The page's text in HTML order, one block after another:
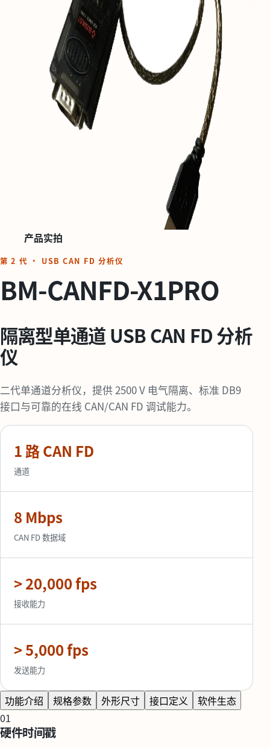
产品实拍
第 2 代 · USB CAN FD 分析仪
BM-CANFD-X1PRO
隔离型单通道 USB CAN FD 分析
仪
二代单通道分析仪，提供 2500 V 电气隔离、标准 DB9
接口与可靠的在线 CAN/CAN FD 调试能力。
1 路 CAN FD
通道
8 Mbps
CAN FD 数据域
> 20,000 fps
接收能力
> 5,000 fps
发送能力
功能介绍 规格参数 外形尺寸 接口定义
软件生态
01
硬件时间戳